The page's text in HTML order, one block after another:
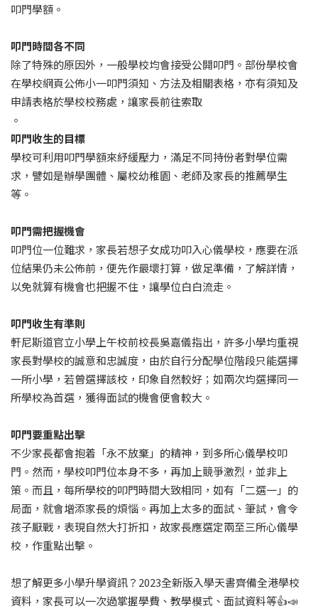
叩門學額。
叩門時間各不同
除了特殊的原因外，一般學校均會接受公開叩門。部份學校會
在學校網頁公佈小一叩門須知、方法及相關表格，亦有須知及
申請表格於學校校務處，讓家長前往索取
。
叩門收生的目標
學校可利用叩門學額來紓緩壓力，滿足不同持份者對學位需
求，譬如是辦學團體、屬校幼稚園、老師及家長的推薦學生
等。
叩門需把握機會
叩門位一位難求，家長若想子女成功叩入心儀學校，應要在派
位結果仍未公佈前，便先作最壞打算，做足準備，了解詳情，
以免就算有機會也把握不住，讓學位白白流走。
叩門收生有準則
軒尼斯道官立小學上午校前校長吳嘉儀指出，許多小學均重視
家長對學校的誠意和忠誠度，由於自行分配學位階段只能選擇
一所小學，若曾選擇該校，印象自然較好；如兩次均選擇同一
所學校為首選，獲得面試的機會便會較大。
叩門要重點出擊
不少家長都會抱着「永不放棄」的精神，到多所心儀學校叩
門。然而，學校叩門位本身不多，再加上競爭激烈，並非上
策。而且，每所學校的叩門時間大致相同，如有「二選一」的
局面，就會增添家長的煩惱。再加上太多的面試、筆試，會令
孩子厭戰，表現自然大打折扣，故家長應選定兩至三所心儀學
校，作重點出擊。
想了解更多小學升學資訊？2023全新版入學天書齊備全港學校
資料，家長可以一次過掌握學費、教學模式、面試資料等👍📣